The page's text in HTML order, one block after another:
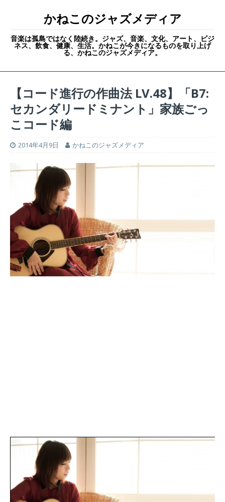
かねこのジャズメディア
音楽は孤島ではなく陸続き。ジャズ、音楽、文化、アート、ビジ
ネス、飲食、健康、生活。かねこが今きになるものを取り上げ
る、かねこのジャズメディア。
【コード進行の作曲法 LV.48】「B7:
セカンダリードミナント」家族ごっ
こコード編
2014年4月9日 かねこのジャズメディア